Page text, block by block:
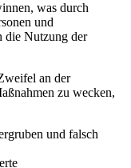
was durch
und
die Nutzung der
an der
zu wecken,
und falsch